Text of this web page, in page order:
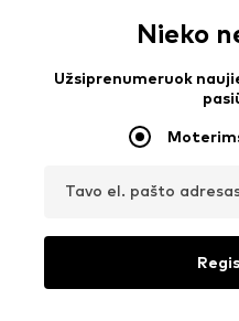
Nieko
Užsiprenumeruok
Tavo el. pašto